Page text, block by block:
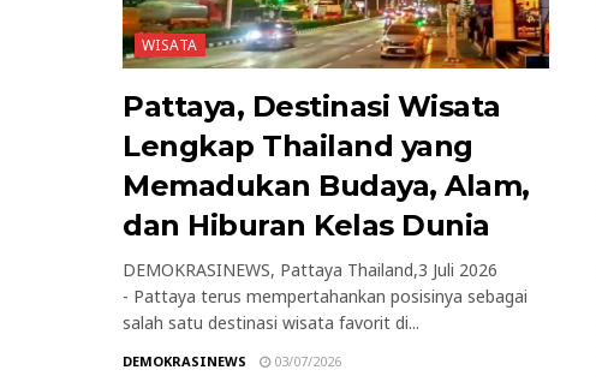
WISATA
Pattaya, Destinasi Wisata
Lengkap Thailand yang
Memadukan Budaya, Alam,
dan Hiburan Kelas Dunia
DEMOKRASINEWS, Pattaya Thailand,3 Juli 2026
- Pattaya terus mempertahankan posisinya sebagai
salah satu destinasi wisata favorit di...
DEMOKRASINEWS 03/07/2026